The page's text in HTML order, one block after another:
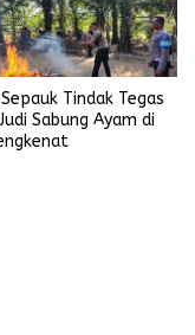
Tindak Tegas
Sabung Ayam di